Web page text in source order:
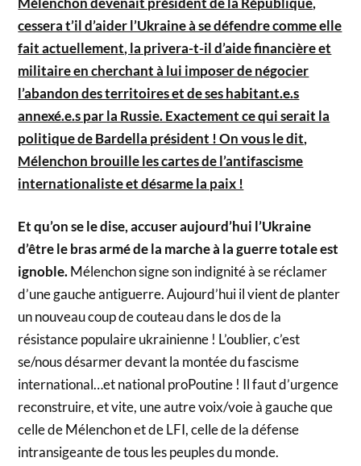
cessera t’il d’aider l’Ukraine à se défendre comme elle
fait actuellement, la privera-t-il d’aide financière et
militaire en cherchant à lui imposer de négocier
l’abandon des territoires et de ses habitant.e.s
annexé.e.s par la Russie. Exactement ce qui serait la
politique de Bardella président ! On vous le dit,
Mélenchon brouille les cartes de l’antifascisme
internationaliste et désarme la paix !
Et qu’on se le dise, accuser aujourd’hui l’Ukraine
d’être le bras armé de la marche à la guerre totale est
ignoble.Mélenchon signe son indignité à se réclamer
d’une gauche antiguerre. Aujourd’hui il vient de planter
un nouveau coup de couteau dans le dos de la
résistance populaire ukrainienne ! L’oublier, c’est
se/nous désarmer devant la montée du fascisme
international…et national proPoutine ! Il faut d’urgence
reconstruire, et vite, une autre voix/voie à gauche que
celle de Mélenchon et de LFI, celle de la défense
intransigeante de tous les peuples du monde.